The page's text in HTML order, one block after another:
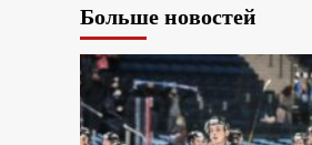
Больше новостей